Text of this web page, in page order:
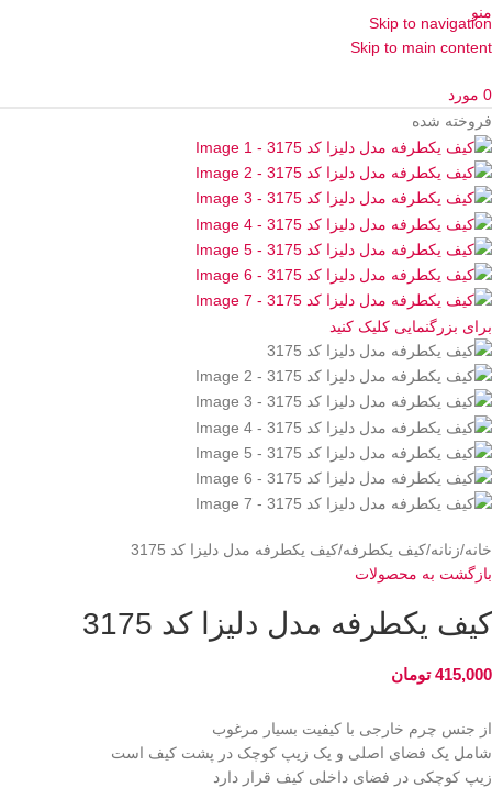
Skip to navigation
Skip to main content
منو
0 مورد
فروخته شده
برای بزرگنمایی کلیک کنید
خانه زنانه کیف یکطرفه کیف یکطرفه مدل دلیزا کد 3175
بازگشت به محصولات
کیف یکطرفه مدل دلیزا کد 3175
415,000 تومان
از جنس چرم خارجی با کیفیت بسیار مرغوب
شامل یک فضای اصلی و یک زیپ کوچک در پشت کیف است
زیپ کوچکی در فضای داخلی کیف قرار دارد